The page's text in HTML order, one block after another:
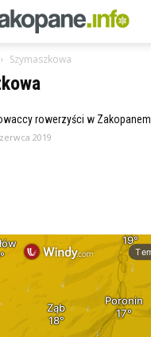
Szymaszkowa
rowerzyści w Zakopanem
2019